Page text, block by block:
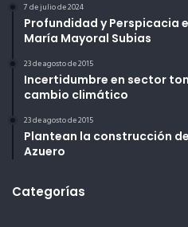
7 de julio de 2024
Profundidad y Perspicacia
María Mayoral Subias
23 de agosto de 2015
Incertidumbre en sector
cambio climático
23 de agosto de 2015
Plantean la construcción
Azuero
Categorías